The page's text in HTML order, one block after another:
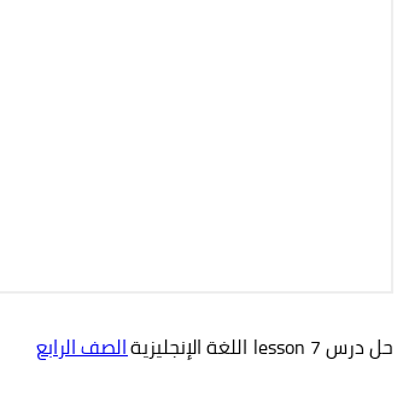
حل درس lesson 7 اللغة الإنجليزية الصف الرابع